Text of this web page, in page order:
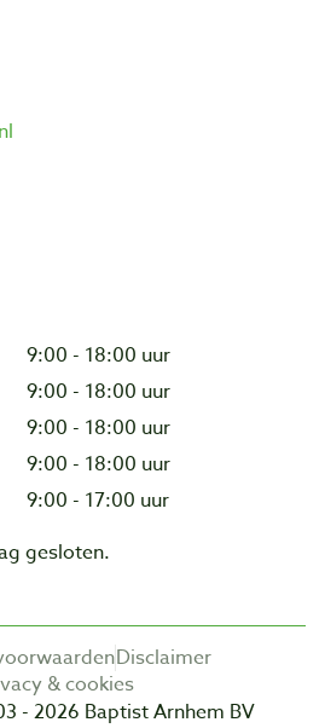
9:00 - 18:00 uur
9:00 - 18:00 uur
9:00 - 18:00 uur
9:00 - 18:00 uur
9:00 - 17:00 uur
gesloten.
Disclaimer
& cookies
- 2026 Baptist Arnhem BV